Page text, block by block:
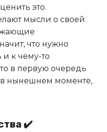
это.
мысли о своей
что нужно
и к чему-то
в первую очередь
в нынешнем моменте,
✔️